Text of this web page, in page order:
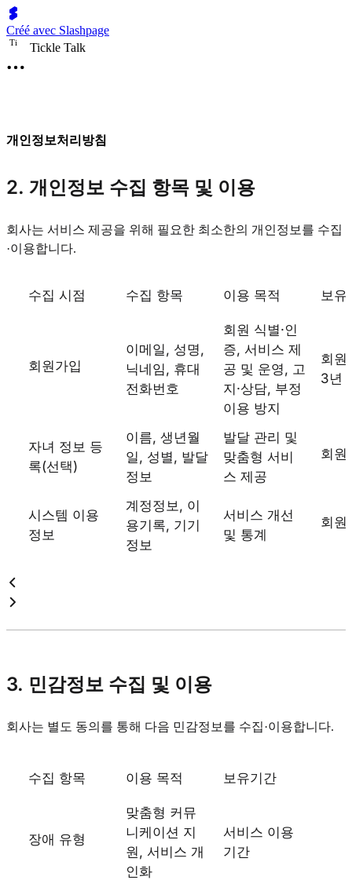
Créé avec Slashpage
Ti Tickle Talk
개인정보처리방침
2. 개인정보 수집 항목 및 이용
회사는 서비스 제공을 위해 필요한 최소한의 개인정보를 수집
·이용합니다.
수집 시점 수집 항목 이용 목적 보유
회원가입
이메일, 성명,
닉네임, 휴대
전화번호
회원 식별·인
증, 서비스 제
공 및 운영, 고
지·상담, 부정
이용 방지
회원
3년
자녀 정보 등
록(선택)
이름, 생년월
일, 성별, 발달
정보
발달 관리 및
맞춤형 서비
스 제공
회원
시스템 이용
정보
계정정보, 이
용기록, 기기
정보
서비스 개선
및 통계
회원
3. 민감정보 수집 및 이용
회사는 별도 동의를 통해 다음 민감정보를 수집·이용합니다.
수집 항목 이용 목적 보유기간
장애 유형
맞춤형 커뮤
니케이션 지
원, 서비스 개
인화
서비스 이용
기간